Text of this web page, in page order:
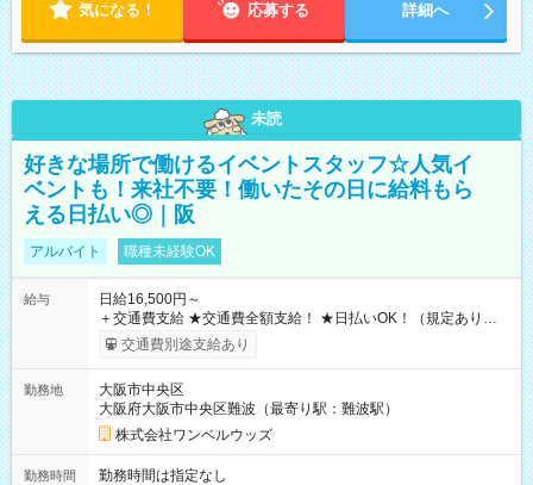
気になる！ 応募する 詳細へ
未読
好きな場所で働けるイベントスタッフ☆人気イ
ベントも！来社不要！働いたその日に給料もら
える日払い◎｜阪
アルバイト 職種未経験OK
給与
日給16,500円～
＋交通費支給 ★交通費全額支給！ ★日払いOK！（規定あり） ┗
働いたその日に現金GET♪ お仕事後はコンビニATMから 日払
交通費別途支給あり
勤務地
大阪市中央区
大阪府大阪市中央区難波（最寄り駅：難波駅）
株式会社ワンベルウッズ
勤務時間
勤務時間は指定なし